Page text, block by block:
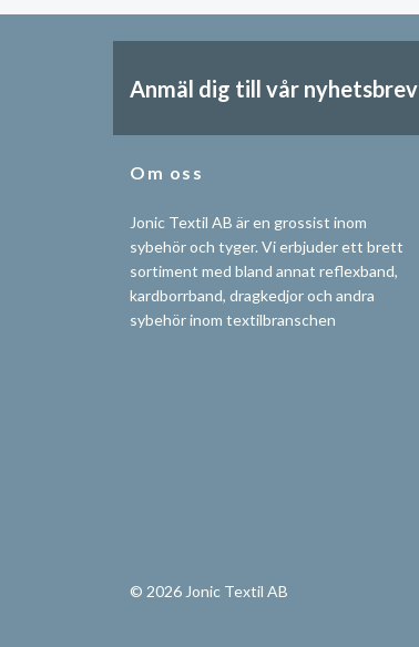
Anmäl dig till vår nyhetsbrev
Om oss
Jonic Textil AB är en grossist inom
sybehör och tyger. Vi erbjuder ett brett
sortiment med bland annat reflexband,
kardborrband, dragkedjor och andra
sybehör inom textilbranschen
© 2026 Jonic Textil AB